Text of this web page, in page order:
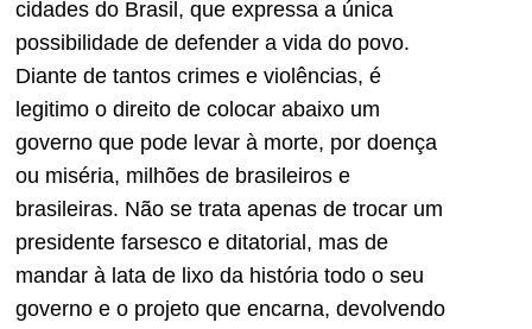
cidades do Brasil, que expressa a única
possibilidade de defender a vida do povo.
Diante de tantos crimes e violências, é
legitimo o direito de colocar abaixo um
governo que pode levar à morte, por doença
ou miséria, milhões de brasileiros e
brasileiras. Não se trata apenas de trocar um
presidente farsesco e ditatorial, mas de
mandar à lata de lixo da história todo o seu
governo e o projeto que encarna, devolvendo